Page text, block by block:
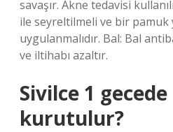
savaşır. Akne tedavisi
ile seyreltilmeli ve bir pamuk
uygulanmalıdır. Bal: Bal
ve iltihabı azaltır.
Sivilce 1 gecede
kurutulur?